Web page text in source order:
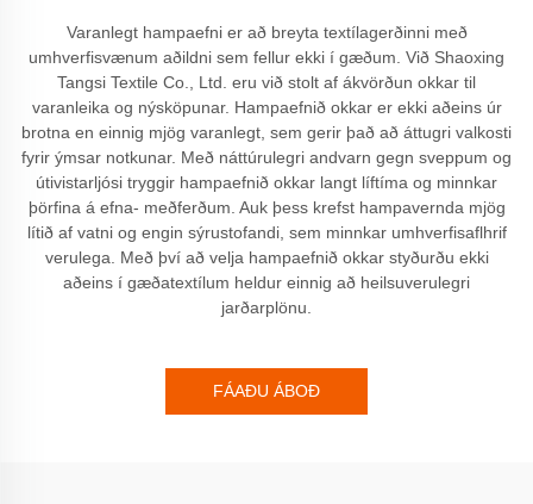
Varanlegt hampaefni er að breyta textílagerðinni með
umhverfisvænum aðildni sem fellur ekki í gæðum. Við Shaoxing
Tangsi Textile Co., Ltd. eru við stolt af ákvörðun okkar til
varanleika og nýsköpunar. Hampaefnið okkar er ekki aðeins úr
brotna en einnig mjög varanlegt, sem gerir það að áttugri valkosti
fyrir ýmsar notkunar. Með náttúrulegri andvarn gegn sveppum og
útivistarljósi tryggir hampaefnið okkar langt líftíma og minnkar
þörfina á efna- meðferðum. Auk þess krefst hampavernda mjög
lítið af vatni og engin sýrustofandi, sem minnkar umhverfisaflhrif
verulega. Með því að velja hampaefnið okkar styðurðu ekki
aðeins í gæðatextílum heldur einnig að heilsuverulegri
jarðarplönu.
FÁAÐU ÁBOÐ